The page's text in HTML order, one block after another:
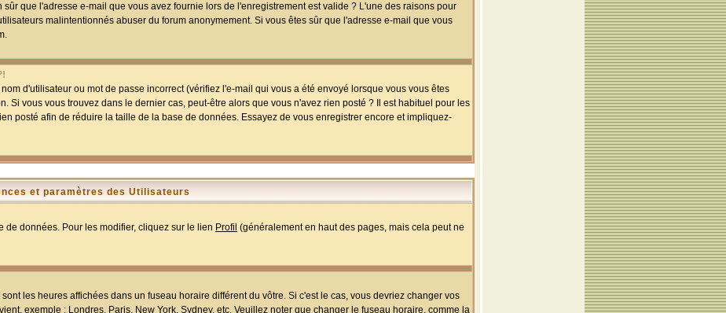
que l'adresse e-mail que vous avez fournie lors de l'enregistrement est valide ? L'une des raisons pour
malintentionnés abuser du forum anonymement. Si vous êtes sûr que l'adresse e-mail que vous
d'utilisateur ou mot de passe incorrect (vérifiez l'e-mail qui vous a été envoyé lorsque vous vous êtes
Si vous vous trouvez dans le dernier cas, peut-être alors que vous n'avez rien posté ? Il est habituel pour les
posté afin de réduire la taille de la base de données. Essayez de vous enregistrer encore et impliquez-
et paramètres des Utilisateurs
de données. Pour les modifier, cliquez sur le lien Profil (généralement en haut des pages, mais cela peut ne
les heures affichées dans un fuseau horaire différent du vôtre. Si c'est le cas, vous devriez changer vos
exemple : Londres, Paris, New York, Sydney, etc. Veuillez noter que changer le fuseau horaire, comme la